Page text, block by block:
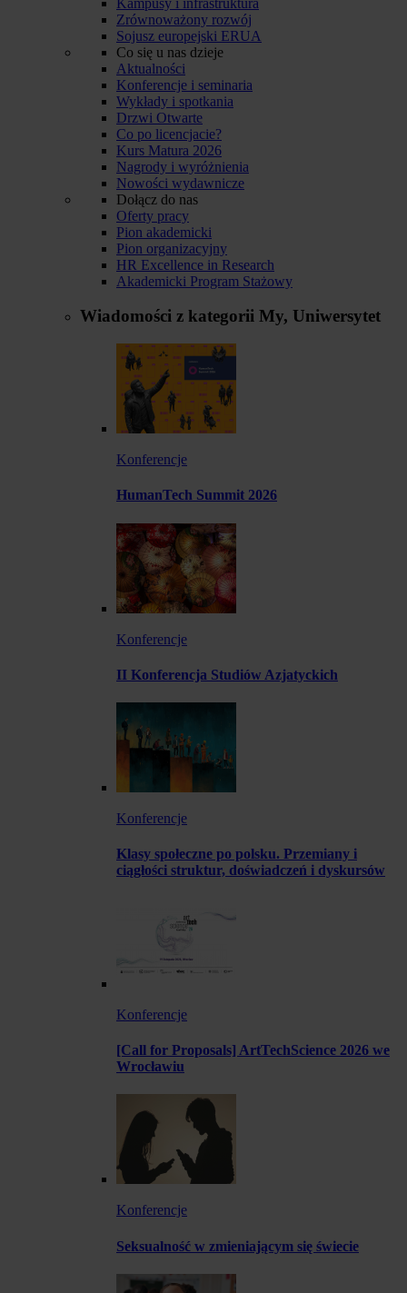
Zrównoważony rozwój
Sojusz europejski ERUA
Co się u nas dzieje
Aktualności
Konferencje i seminaria
Wykłady i spotkania
Drzwi Otwarte
Co po licencjacie?
Kurs Matura 2026
Nagrody i wyróżnienia
Nowości wydawnicze
Dołącz do nas
Oferty pracy
Pion akademicki
Pion organizacyjny
HR Excellence in Research
Akademicki Program Stażowy
Wiadomości z kategorii My, Uniwersytet
Konferencje
HumanTech Summit 2026
Konferencje
II Konferencja Studiów Azjatyckich
Konferencje
Klasy społeczne po polsku. Przemiany i
ciągłości struktur, doświadczeń i dyskursów
Konferencje
[Call for Proposals] ArtTechScience 2026 we
Wrocławiu
Konferencje
Seksualność w zmieniającym się świecie